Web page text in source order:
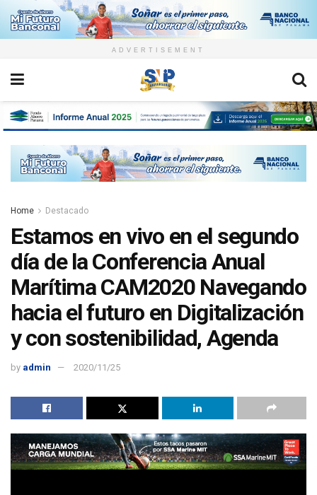
ADVERTISEMENT
Home Destacado
Estamos en vivo en el segundo
día de la Conferencia Anual
Marítima CAM2020 Navegando
hacia el futuro en Digitalización
y con sostenibilidad, Agenda
by admin 2020/11/25